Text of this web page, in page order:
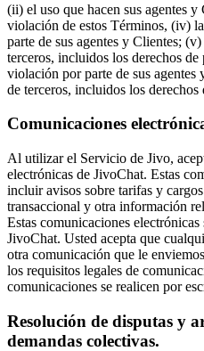
(ii) el uso que hacen sus agentes
violación de estos Términos, (iv)
parte de sus agentes y Clientes;
terceros, incluidos los derechos
violación por parte de sus
de terceros, incluidos los
Comunicaciones
Al utilizar el Servicio de Jivo,
electrónicas de JivoChat. Estas
incluir avisos sobre tarifas y
transaccional y otra información
Estas comunicaciones
JivoChat. Usted acepta que
otra comunicación que le
los requisitos legales de
comunicaciones se realicen por
Resolución de disputas y
demandas colectivas.